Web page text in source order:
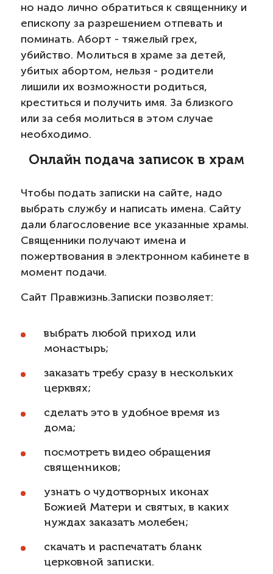
но надо лично обратиться к священнику и
епископу за разрешением отпевать и
поминать. Аборт - тяжелый грех,
убийство. Молиться в храме за детей,
убитых абортом, нельзя - родители
лишили их возможности родиться,
креститься и получить имя. За близкого
или за себя молиться в этом случае
необходимо.
Онлайн подача записок в храм
Чтобы подать записки на сайте, надо
выбрать службу и написать имена. Сайту
дали благословение все указанные храмы.
Священники получают имена и
пожертвования в электронном кабинете в
момент подачи.
Сайт Правжизнь.Записки позволяет:
выбрать любой приход или
монастырь;
заказать требу сразу в нескольких
церквях;
сделать это в удобное время из
дома;
посмотреть видео обращения
священников;
узнать о чудотворных иконах
Божией Матери и святых, в каких
нуждах заказать молебен;
скачать и распечатать бланк
церковной записки.